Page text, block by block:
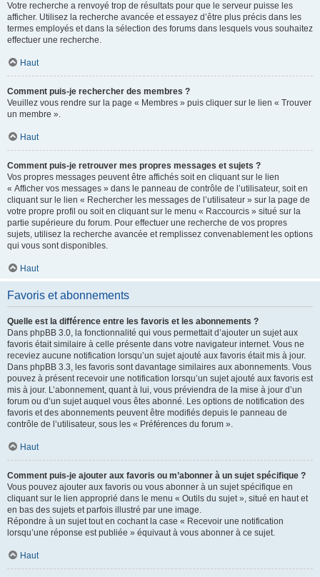
Votre recherche a renvoyé trop de résultats pour que le serveur puisse les
afficher. Utilisez la recherche avancée et essayez d’être plus précis dans les
termes employés et dans la sélection des forums dans lesquels vous souhaitez
effectuer une recherche.
Haut
Comment puis-je rechercher des membres ?
Veuillez vous rendre sur la page « Membres » puis cliquer sur le lien « Trouver
un membre ».
Haut
Comment puis-je retrouver mes propres messages et sujets ?
Vos propres messages peuvent être affichés soit en cliquant sur le lien
« Afficher vos messages » dans le panneau de contrôle de l’utilisateur, soit en
cliquant sur le lien « Rechercher les messages de l’utilisateur » sur la page de
votre propre profil ou soit en cliquant sur le menu « Raccourcis » situé sur la
partie supérieure du forum. Pour effectuer une recherche de vos propres
sujets, utilisez la recherche avancée et remplissez convenablement les options
qui vous sont disponibles.
Haut
Favoris et abonnements
Quelle est la différence entre les favoris et les abonnements ?
Dans phpBB 3.0, la fonctionnalité qui vous permettait d’ajouter un sujet aux
favoris était similaire à celle présente dans votre navigateur internet. Vous ne
receviez aucune notification lorsqu’un sujet ajouté aux favoris était mis à jour.
Dans phpBB 3.3, les favoris sont davantage similaires aux abonnements. Vous
pouvez à présent recevoir une notification lorsqu’un sujet ajouté aux favoris est
mis à jour. L’abonnement, quant à lui, vous préviendra de la mise à jour d’un
forum ou d’un sujet auquel vous êtes abonné. Les options de notification des
favoris et des abonnements peuvent être modifiés depuis le panneau de
contrôle de l’utilisateur, sous les « Préférences du forum ».
Haut
Comment puis-je ajouter aux favoris ou m’abonner à un sujet spécifique ?
Vous pouvez ajouter aux favoris ou vous abonner à un sujet spécifique en
cliquant sur le lien approprié dans le menu « Outils du sujet », situé en haut et
en bas des sujets et parfois illustré par une image.
Répondre à un sujet tout en cochant la case « Recevoir une notification
lorsqu’une réponse est publiée » équivaut à vous abonner à ce sujet.
Haut